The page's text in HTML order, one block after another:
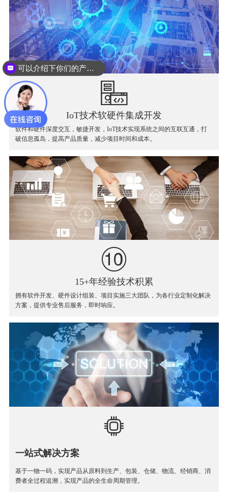
IoT技术软硬件集成开发
软件和硬件深度交互，敏捷开发，IoT技术实现系统之间的互联互通，打
破信息孤岛，提高产品质量，减少项目时间和成本。
15+年经验技术积累
拥有软件开发、硬件设计组装、项目实施三大团队，为各行业定制化解决
方案，提供专业售后服务，即时响应。
一站式解决方案
基于一物一码，实现产品从原料到生产、包装、仓储、物流、经销商、消
费者全过程追溯，实现产品的全生命周期管理。
可以介绍下你们的产品么？